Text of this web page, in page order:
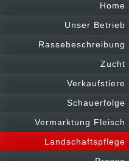
Home
Unser Betrieb
Rassebeschreibung
Zucht
Verkaufstiere
Schauerfolge
Vermarktung Fleisch
Landschaftspflege